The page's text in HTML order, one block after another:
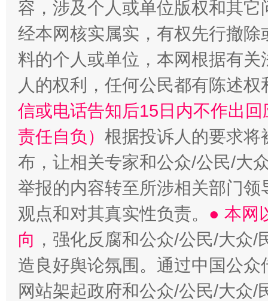
容，涉及个人或单位版权和其它
经本网核实属实，有权先行撤
料的个人或单位，本网根据有
人的权利，任何公民都有陈述
信或电话告知后15日内不作出
责任自负） 根据投诉人的要求将
布，让相关专家和公众/公民/大
举报的内容转至所涉相关部门
观点和对其真实性负责。 ● 本网
向 ，强化反腐和公众/公民/大众
造良好舆论氛围。通过中国公
网站架起政府和公众/公民/大众